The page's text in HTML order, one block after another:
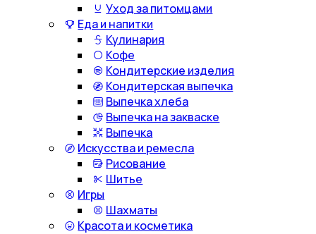
Уход за питомцами
Еда и напитки
Кулинария
Кофе
Кондитерские изделия
Кондитерская выпечка
Выпечка хлеба
Выпечка на закваске
Выпечка
Искусства и ремесла
Рисование
Шитье
Игры
Шахматы
Красота и косметика